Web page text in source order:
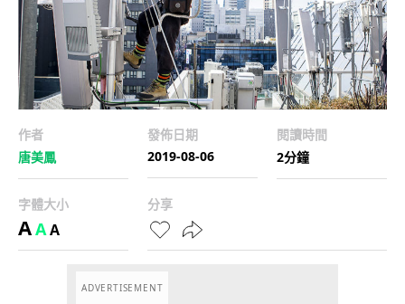
作者
唐美鳳
發佈日期
2019-08-06
閱讀時間
2分鐘
字體大小
AAA
分享
ADVERTISEMENT